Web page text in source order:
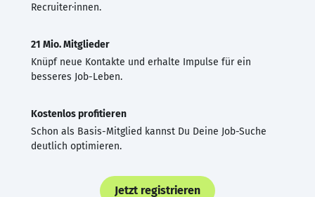
Recruiter·innen.
21 Mio. Mitglieder
Knüpf neue Kontakte und erhalte Impulse für ein
besseres Job-Leben.
Kostenlos profitieren
Schon als Basis-Mitglied kannst Du Deine Job-Suche
deutlich optimieren.
Jetzt registrieren